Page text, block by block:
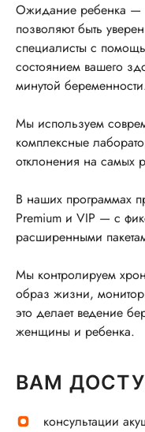
Ожидание ребенка —
позволяют быть
специалисты с
состоянием вашего
минутой
Мы используем
комплексные
отклонения на самых
В наших программах
Premium и VIP — с
расширенными
Мы контролируем
образ жизни,
это делает ведение
женщины и ребенка.
ВАМ
консультации